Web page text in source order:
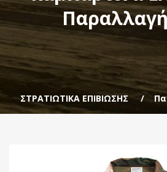
ΣΤΡΑΤΙΩΤΙΚΑ ΕΠΙΒΙΩΣΗΣ